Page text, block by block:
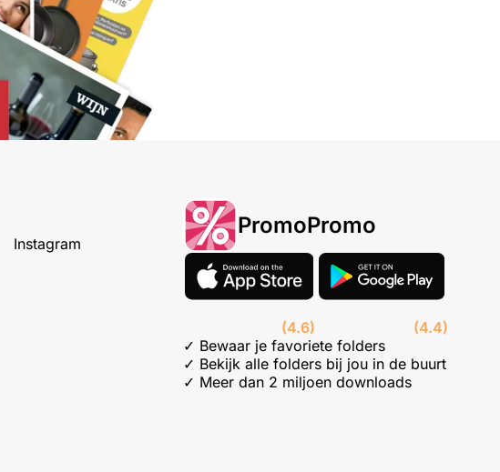
Instagram
PromoPromo
(4.6)
(4.4)
✓ Bewaar je favoriete folders
✓ Bekijk alle folders bij jou in de buurt
✓ Meer dan 2 miljoen downloads